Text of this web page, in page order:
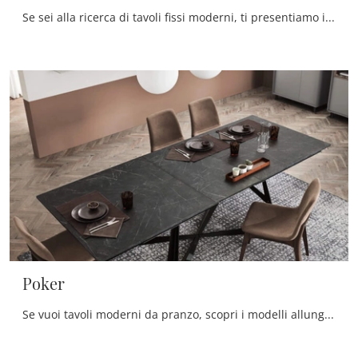
Se sei alla ricerca di tavoli fissi moderni, ti presentiamo il modello da pranzo in legno Strong del brand Maronese.
Poker
Se vuoi tavoli moderni da pranzo, scopri i modelli allungabili di Maronese: clicca e scopri il modello Poker in melaminico.